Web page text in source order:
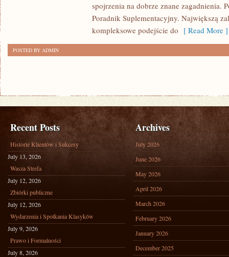
spojrzenia na dobrze znane zagadnienia.
Poradnik Suplementacyjny. Największą
kompleksowe podejście do [ Read More ]
POSTED BY ADMIN
Recent Posts
Historie Klientów i Sukcesy
July 13, 2026
Wasza Strefa
July 12, 2026
Zbiórki publiczne
July 12, 2026
Wydarzenia i Spotkania Klasyków
July 9, 2026
Prawo i Formalności
July 8, 2026
Archives
July 2026
June 2026
May 2026
April 2026
March 2026
February 2026
January 2026
December 2025